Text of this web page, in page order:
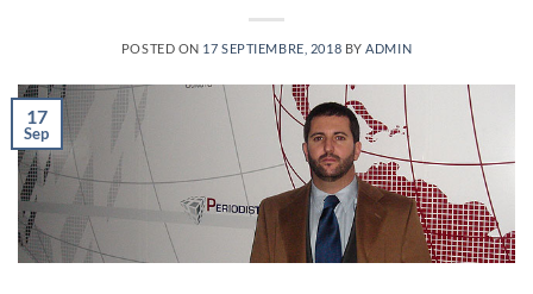
POSTED ON 17 SEPTIEMBRE, 2018 BYADMIN
17
Sep